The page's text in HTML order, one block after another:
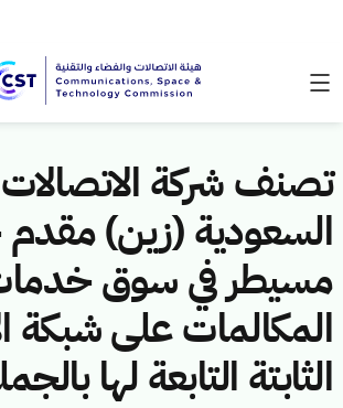
تصنف شركة الاتصالات
السعودية (زين)
مسيطر في سوق
المكالمات على شبكة
الثابتة التابعة لها